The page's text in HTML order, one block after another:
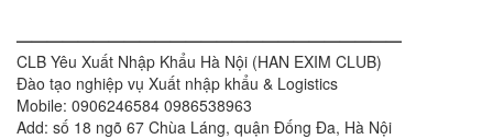
—————————————————————————
CLB Yêu Xuất Nhập Khẩu Hà Nội (HAN EXIM CLUB)
Đào tạo nghiệp vụ Xuất nhập khẩu & Logistics
Mobile: 0906246584 0986538963
Add: số 18 ngõ 67 Chùa Láng, quận Đống Đa, Hà Nội